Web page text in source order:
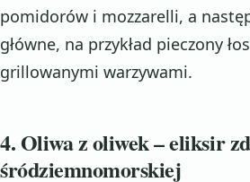
pomidorów i mozzarelli, a
główne, na przykład pieczony
grillowanymi warzywami.
4. Oliwa z oliwek – eliksir
śródziemnomorskiej